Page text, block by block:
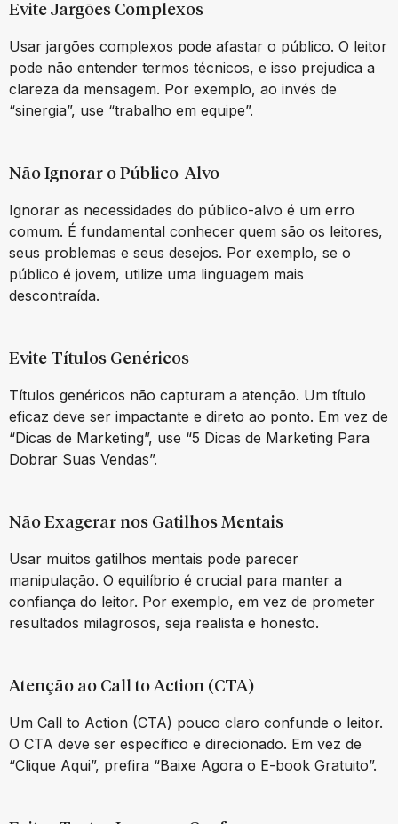
Evite Jargões Complexos
Usar jargões complexos pode afastar o público. O leitor
pode não entender termos técnicos, e isso prejudica a
clareza da mensagem. Por exemplo, ao invés de
“sinergia”, use “trabalho em equipe”.
Não Ignorar o Público-Alvo
Ignorar as necessidades do público-alvo é um erro
comum. É fundamental conhecer quem são os leitores,
seus problemas e seus desejos. Por exemplo, se o
público é jovem, utilize uma linguagem mais
descontraída.
Evite Títulos Genéricos
Títulos genéricos não capturam a atenção. Um título
eficaz deve ser impactante e direto ao ponto. Em vez de
“Dicas de Marketing”, use “5 Dicas de Marketing Para
Dobrar Suas Vendas”.
Não Exagerar nos Gatilhos Mentais
Usar muitos gatilhos mentais pode parecer
manipulação. O equilíbrio é crucial para manter a
confiança do leitor. Por exemplo, em vez de prometer
resultados milagrosos, seja realista e honesto.
Atenção ao Call to Action (CTA)
Um Call to Action (CTA) pouco claro confunde o leitor.
O CTA deve ser específico e direcionado. Em vez de
“Clique Aqui”, prefira “Baixe Agora o E-book Gratuito”.